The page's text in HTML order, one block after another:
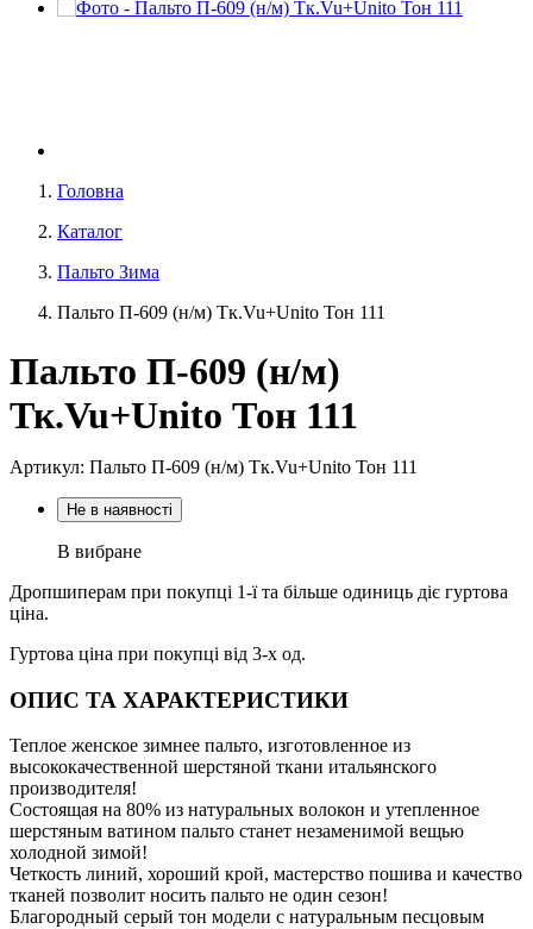
Головна
Каталог
Пальто Зима
Пальто П-609 (н/м) Тк.Vu+Unito Тон 111
Пальто П-609 (н/м)
Тк.Vu+Unito Тон 111
Артикул: Пальто П-609 (н/м) Тк.Vu+Unito Тон 111
Не в наявності
В вибране
Дропшиперам при покупці 1-ї та більше одиниць діє гуртова
ціна.
Гуртова ціна при покупці від 3-х од.
ОПИС ТА ХАРАКТЕРИСТИКИ
Теплое женское зимнее пальто, изготовленное из
высококачественной шерстяной ткани итальянского
производителя!
Состоящая на 80% из натуральных волокон и утепленное
шерстяным ватином пальто станет незаменимой вещью
холодной зимой!
Четкость линий, хороший крой, мастерство пошива и качество
тканей позволит носить пальто не один сезон!
Благородный серый тон модели с натуральным песцовым